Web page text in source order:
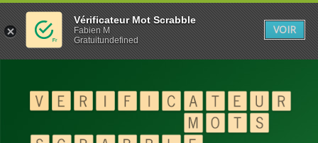
Vérificateur Mot Scrabble
Fabien M
Gratuitundefined
VOIR